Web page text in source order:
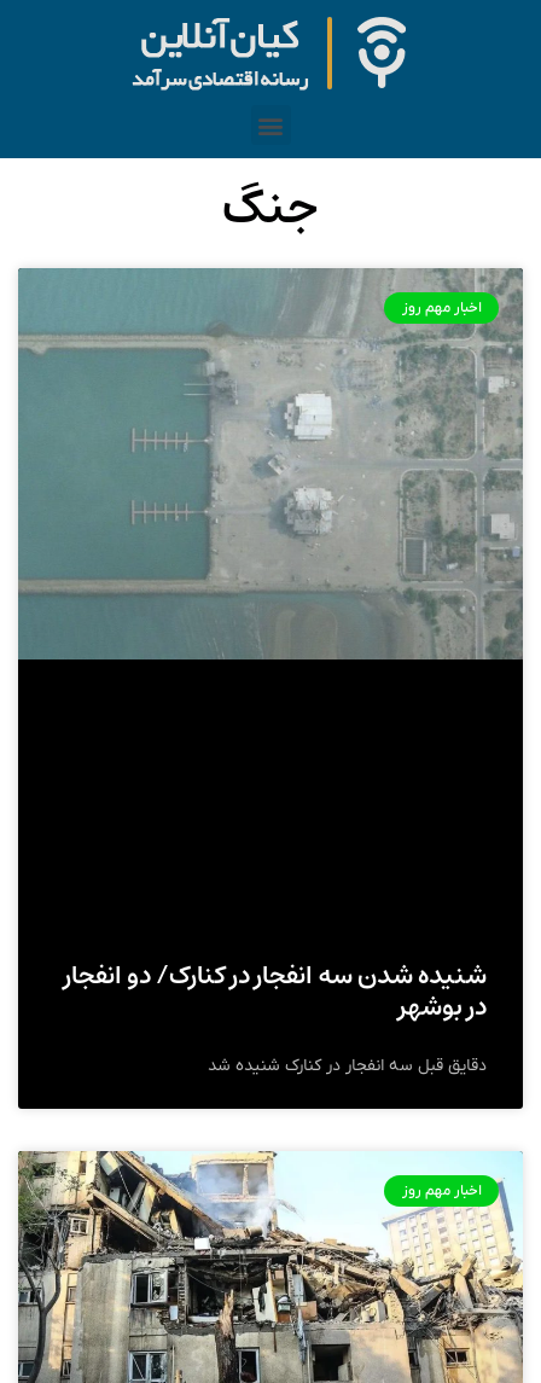
جنگ
اخبار مهم روز
شنیده شدن سه انفجار در کنارک/ دو انفجار
در بوشهر
دقایق قبل سه انفجار در کنارک شنیده شد
اخبار مهم روز